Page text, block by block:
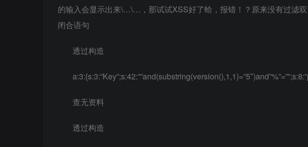
的输入会显示出来\…\…，那试试XSS好了蛤，报错！？原来没有过滤
闭合语句
透过构造
查无资料
透过构造